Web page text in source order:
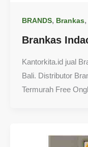
BRANDS, Brankas,
Brankas
Kantorkita.id jual
Bali. Distributor
Termurah Free